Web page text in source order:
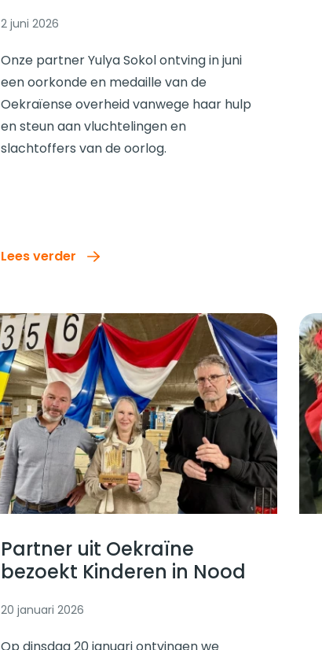
2 juni 2026
Onze partner Yulya Sokol ontving in juni
een oorkonde en medaille van de
Oekraïense overheid vanwege haar hulp
en steun aan vluchtelingen en
slachtoffers van de oorlog.
Lees verder
Lees verder
Partner uit Oekraïne
bezoekt Kinderen in Nood
20 januari 2026
Op dinsdag 20 januari ontvingen we